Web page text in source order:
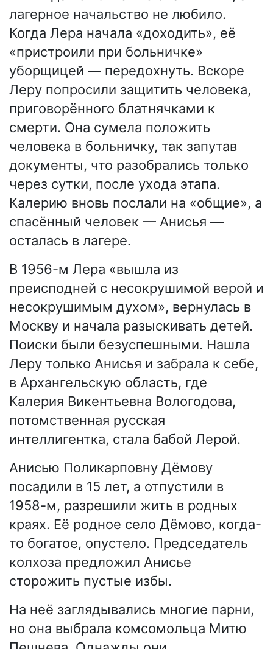
лагерное начальство не любило.
Когда Лера начала «доходить», её
«пристроили при больничке»
уборщицей — передохнуть. Вскоре
Леру попросили защитить человека,
приговорённого блатнячками к
смерти. Она сумела положить
человека в больничку, так запутав
документы, что разобрались только
через сутки, после ухода этапа.
Калерию вновь послали на «общие», а
спасённый человек — Анисья —
осталась в лагере.
В 1956-м Лера «вышла из
преисподней с несокрушимой верой и
несокрушимым духом», вернулась в
Москву и начала разыскивать детей.
Поиски были безуспешными. Нашла
Леру только Анисья и забрала к себе,
в Архангельскую область, где
Калерия Викентьевна Вологодова,
потомственная русская
интеллигентка, стала бабой Лерой.
Анисью Поликарповну Дёмову
посадили в 15 лет, а отпустили в
1958-м, разрешили жить в родных
краях. Её родное село Дёмово, когда-
то богатое, опустело. Председатель
колхоза предложил Анисье
сторожить пустые избы.
На неё заглядывались многие парни,
но она выбрала комсомольца Митю